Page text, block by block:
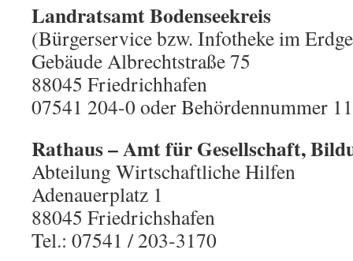
Landratsamt Bodenseekreis
(Bürgerservice bzw. Infotheke im
Gebäude Albrechtstraße 75
88045 Friedrichhafen
07541 204-0 oder Behördennummer
Rathaus – Amt für Gesellschaft,
Abteilung Wirtschaftliche Hilfen
Adenauerplatz 1
88045 Friedrichshafen
Tel.: 07541 / 203-3170